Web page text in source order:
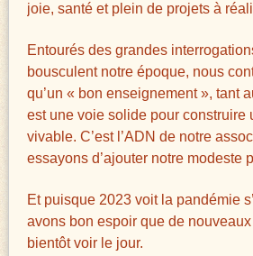
joie, santé et plein de projets à
Entourés des grandes
bousculent notre époque, nous
qu’un « bon enseignement », tant
est une voie solide pour construire
vivable. C’est l’ADN de notre
essayons d’ajouter notre modeste
Et puisque 2023 voit la pandémie
avons bon espoir que de
bientôt voir le jour.